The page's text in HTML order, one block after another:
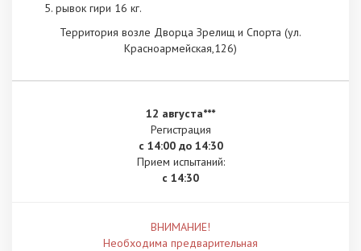
рывок гири 16 кг.
Территория возле Дворца Зрелищ и Спорта (ул.
Красноармейская,126)
12 августа***
Регистрация
с 14:00 до 14:30
Прием испытаний:
с 14:30
ВНИМАНИЕ!
Необходима предварительная